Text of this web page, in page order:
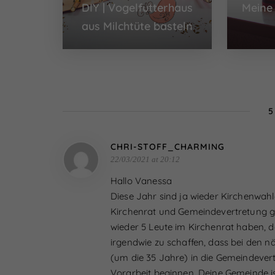
DIY | Vogelfutterhaus
aus Milchtüte basteln
CHRI-STOFF_CHARMING
22/03/2021 at 20:12
Hallo Vanessa
Diese Jahr sind ja wieder
Kirchenrat und Gemeindevertretung
wieder 5 Leute im Kirchenrat haben,
irgendwie zu schaffen, dass bei den
(um die 35 Jahre) in die